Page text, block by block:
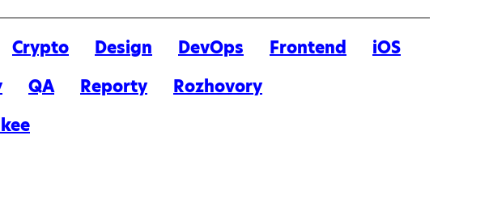
Crypto Design DevOps Frontend
iOS
QA Reporty
Rozhovory